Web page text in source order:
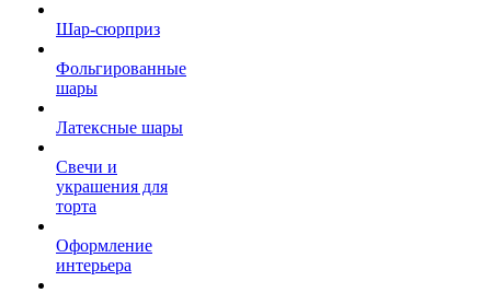
Шар-сюрприз
Фольгированные
шары
Латексные шары
Свечи и
украшения для
торта
Оформление
интерьера